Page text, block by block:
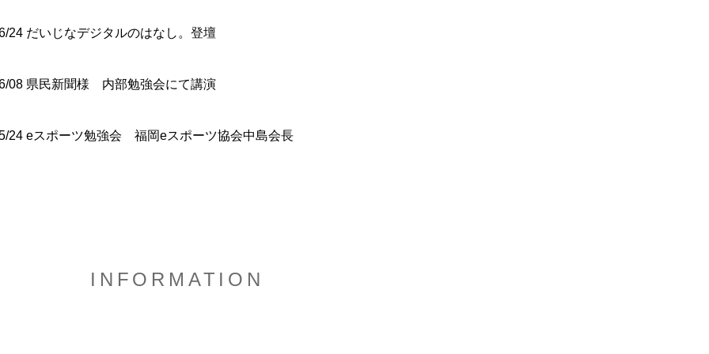
24 だいじなデジタルのはなし。登壇
08 県民新聞様 内部勉強会にて講演
24 eスポーツ勉強会 福岡eスポーツ協会中島会長
INFORMATION